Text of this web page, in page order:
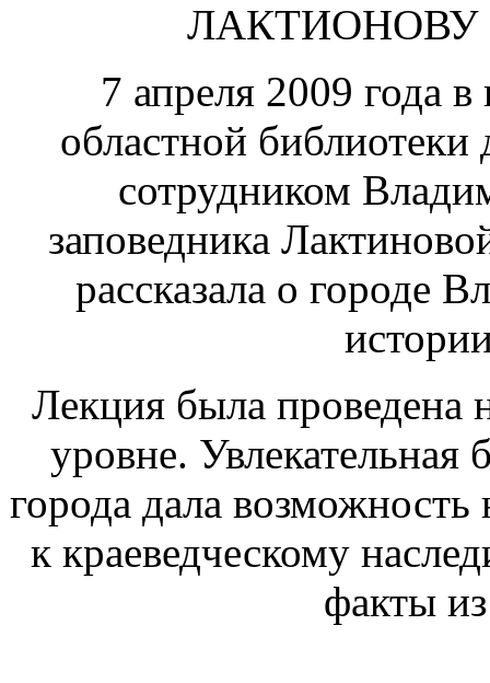
7 апреля 2009 года
областной
сотрудником
заповедника
рассказала о городе
Лекция была проведена
уровне. Увлекательная
города дала
к краеведческому
факты